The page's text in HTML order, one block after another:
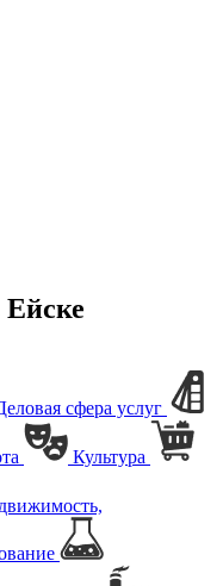
Ейске
сфера услуг
Культура